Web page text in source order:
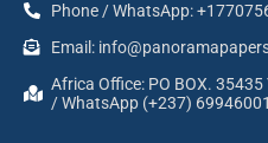
Phone / WhatsApp:
Email:
Africa Office: PO BOX.
/ WhatsApp (+237)